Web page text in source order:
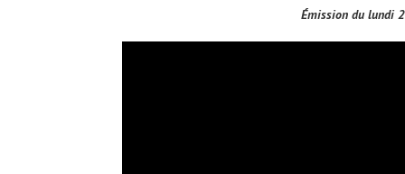
Émission du lundi